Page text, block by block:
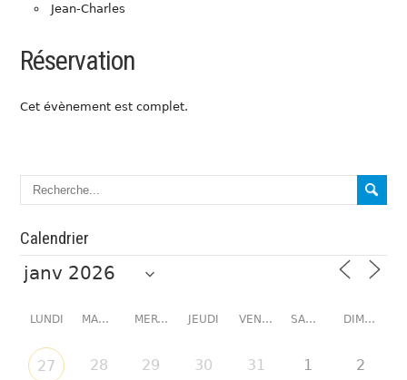
Jean-Charles
Réservation
Cet évènement est complet.
Calendrier
LUNDI MARDI MERCREDI JEUDI VENDREDI SAMEDI DIMANCHE
27 28 29 30 31 1 2